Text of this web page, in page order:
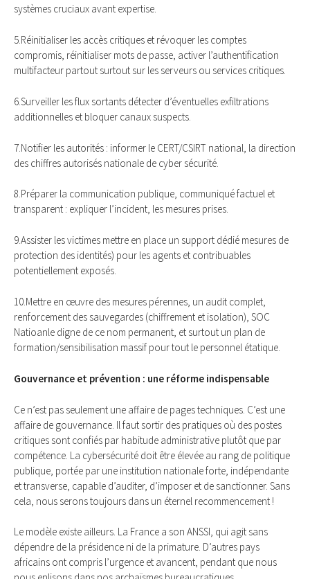
systèmes cruciaux avant expertise.
5.Réinitialiser les accès critiques et révoquer les comptes
compromis, réinitialiser mots de passe, activer l’authentification
multifacteur partout surtout sur les serveurs ou services critiques.
6.Surveiller les flux sortants détecter d’éventuelles exfiltrations
additionnelles et bloquer canaux suspects.
7.Notifier les autorités : informer le CERT/CSIRT national, la direction
des chiffres autorisés nationale de cyber sécurité.
8.Préparer la communication publique, communiqué factuel et
transparent : expliquer l’incident, les mesures prises.
9.Assister les victimes mettre en place un support dédié mesures de
protection des identités) pour les agents et contribuables
potentiellement exposés.
10.Mettre en œuvre des mesures pérennes, un audit complet,
renforcement des sauvegardes (chiffrement et isolation), SOC
Natioanle digne de ce nom permanent, et surtout un plan de
formation/sensibilisation massif pour tout le personnel étatique.
Gouvernance et prévention : une réforme indispensable
Ce n’est pas seulement une affaire de pages techniques. C’est une
affaire de gouvernance. Il faut sortir des pratiques où des postes
critiques sont confiés par habitude administrative plutôt que par
compétence. La cybersécurité doit être élevée au rang de politique
publique, portée par une institution nationale forte, indépendante
et transverse, capable d’auditer, d’imposer et de sanctionner. Sans
cela, nous serons toujours dans un éternel recommencement !
Le modèle existe ailleurs. La France a son ANSSI, qui agit sans
dépendre de la présidence ni de la primature. D’autres pays
africains ont compris l’urgence et avancent, pendant que nous